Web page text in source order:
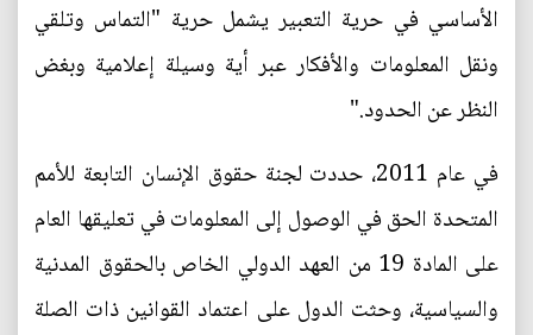
الأساسي في حرية التعبير يشمل حرية "التماس وتلقي
ونقل المعلومات والأفكار عبر أية وسيلة إعلامية وبغض
النظر عن الحدود."
في عام 2011، حددت لجنة حقوق الإنسان التابعة للأمم
المتحدة الحق في الوصول إلى المعلومات في تعليقها العام
على المادة 19 من العهد الدولي الخاص بالحقوق المدنية
والسياسية، وحثت الدول على اعتماد القوانين ذات الصلة